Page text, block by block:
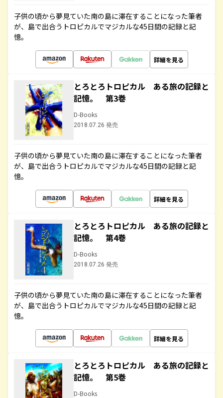
子供の頃から夢見ていた南の島に滞在することになった筆者
が、島で出合うトロピカルでマジカルな45日間の記録と記
憶。
詳細を見る
とろとろトロピカル ある旅の記録と
記憶。 第3巻
D-Books
2018.07.26 発売
子供の頃から夢見ていた南の島に滞在することになった筆者
が、島で出合うトロピカルでマジカルな45日間の記録と記
憶。
詳細を見る
とろとろトロピカル ある旅の記録と
記憶。 第4巻
D-Books
2018.07.26 発売
子供の頃から夢見ていた南の島に滞在することになった筆者
が、島で出合うトロピカルでマジカルな45日間の記録と記
憶。
詳細を見る
とろとろトロピカル ある旅の記録と
記憶。 第5巻
D-Books